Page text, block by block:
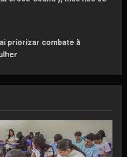
priorizar combate à